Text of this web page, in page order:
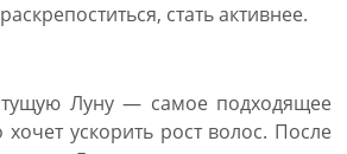
стать активнее.
Луну — самое подходящее
хочет ускорить рост волос. После